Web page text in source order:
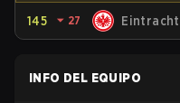
145 ⏷ 27
INFO DEL EQUIPO